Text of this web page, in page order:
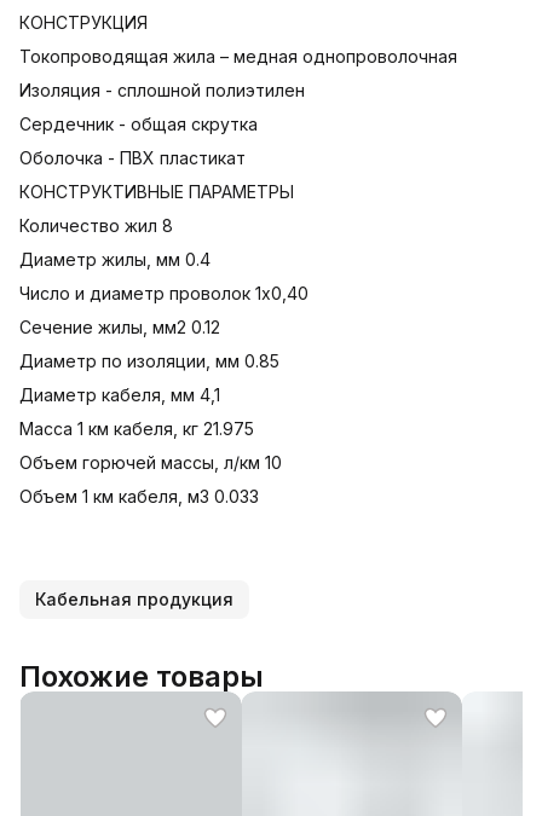
КОНСТРУКЦИЯ
Токопроводящая жила – медная однопроволочная
Изоляция - сплошной полиэтилен
Сердечник - общая скрутка
Оболочка - ПВХ пластикат
КОНСТРУКТИВНЫЕ ПАРАМЕТРЫ
Количество жил 8
Диаметр жилы, мм 0.4
Число и диаметр проволок 1х0,40
Сечение жилы, мм2 0.12
Диаметр по изоляции, мм 0.85
Диаметр кабеля, мм 4,1
Масса 1 км кабеля, кг 21.975
Объем горючей массы, л/км 10
Объем 1 км кабеля, м3 0.033
Кабельная продукция
Похожие товары